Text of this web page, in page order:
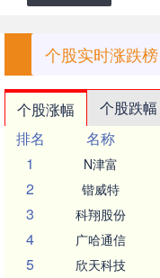
个股实时涨跌榜
个股涨幅 个股跌幅
排名
名称
1
N津富
2 锴威特
3 科翔股份
4 广哈通信
5 欣天科技